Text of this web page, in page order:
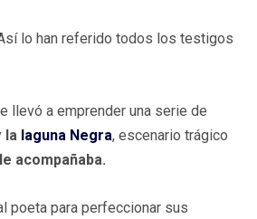
lo han referido todos los testigos
llevó a emprender una serie de
la laguna Negra, escenario trágico
acompañaba.
poeta para perfeccionar sus